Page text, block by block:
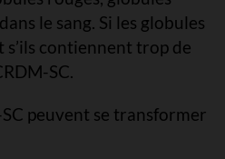
le sang. Si les globules
contiennent trop de
SC.
peuvent se transformer